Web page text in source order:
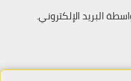
البريد الإلكتروني.